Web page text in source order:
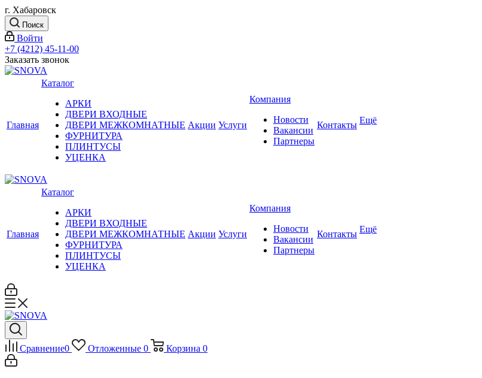
г. Хабаровск
Поиск
Войти
+7 (4212) 45-11-00
Заказать звонок
Главная
Каталог
АРКИ
ДВЕРИ ВХОДНЫЕ
ДВЕРИ МЕЖКОМНАТНЫЕ
ФУРНИТУРА
ПЛИНТУСЫ
УЦЕНКА
Акции Услуги
Компания
Новости
Вакансии
Партнеры
Контакты Ещё
Главная
Каталог
АРКИ
ДВЕРИ ВХОДНЫЕ
ДВЕРИ МЕЖКОМНАТНЫЕ
ФУРНИТУРА
ПЛИНТУСЫ
УЦЕНКА
Акции Услуги
Компания
Новости
Вакансии
Партнеры
Контакты Ещё
Сравнение0 Отложенные 0 Корзина 0